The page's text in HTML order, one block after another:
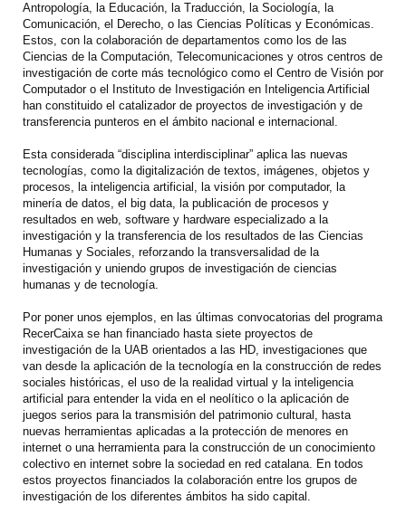
Antropología, la Educación, la Traducción, la Sociología, la
Comunicación, el Derecho, o las Ciencias Políticas y Económicas.
Estos, con la colaboración de departamentos como los de las
Ciencias de la Computación, Telecomunicaciones y otros centros de
investigación de corte más tecnológico como el Centro de Visión por
Computador o el Instituto de Investigación en Inteligencia Artificial
han constituido el catalizador de proyectos de investigación y de
transferencia punteros en el ámbito nacional e internacional.
Esta considerada “disciplina interdisciplinar” aplica las nuevas
tecnologías, como la digitalización de textos, imágenes, objetos y
procesos, la inteligencia artificial, la visión por computador, la
minería de datos, el big data, la publicación de procesos y
resultados en web, software y hardware especializado a la
investigación y la transferencia de los resultados de las Ciencias
Humanas y Sociales, reforzando la transversalidad de la
investigación y uniendo grupos de investigación de ciencias
humanas y de tecnología.
Por poner unos ejemplos, en las últimas convocatorias del programa
RecerCaixa se han financiado hasta siete proyectos de
investigación de la UAB orientados a las HD, investigaciones que
van desde la aplicación de la tecnología en la construcción de redes
sociales históricas, el uso de la realidad virtual y la inteligencia
artificial para entender la vida en el neolítico o la aplicación de
juegos serios para la transmisión del patrimonio cultural, hasta
nuevas herramientas aplicadas a la protección de menores en
internet o una herramienta para la construcción de un conocimiento
colectivo en internet sobre la sociedad en red catalana. En todos
estos proyectos financiados la colaboración entre los grupos de
investigación de los diferentes ámbitos ha sido capital.